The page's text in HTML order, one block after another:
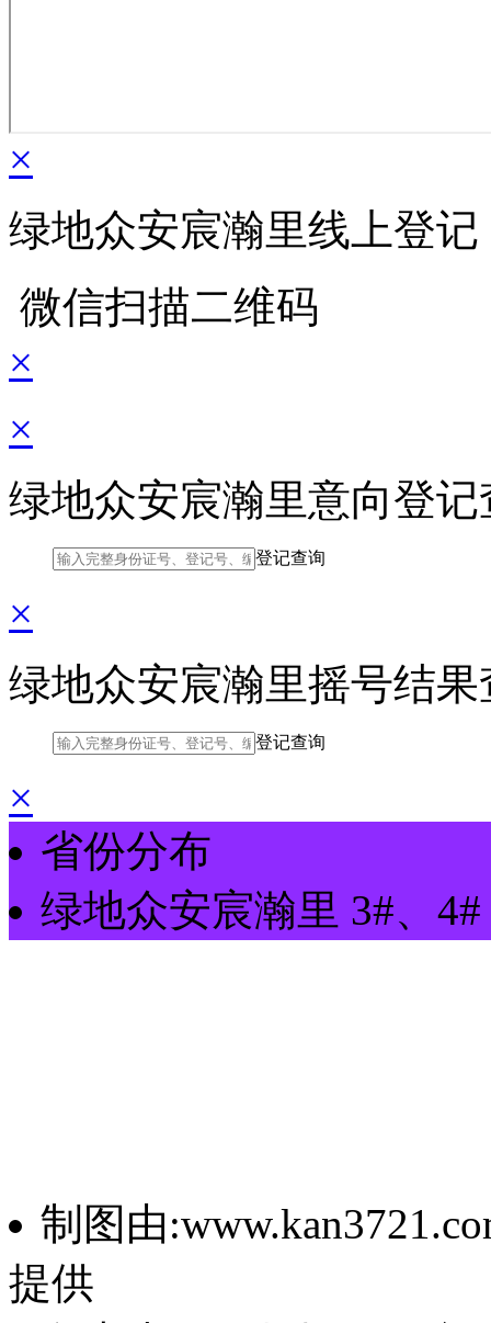
×
绿地众安宸瀚里线上登记
微信扫描二维码
×
×
绿地众安宸瀚里意向登记
登记查询
×
绿地众安宸瀚里摇号结果
登记查询
×
省份分布
绿地众安宸瀚里 3#、4#
制图由
提供